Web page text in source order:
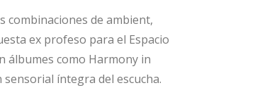
combinaciones de ambient,
ex profeso para el Espacio
álbumes como Harmony in
íntegra del escucha.